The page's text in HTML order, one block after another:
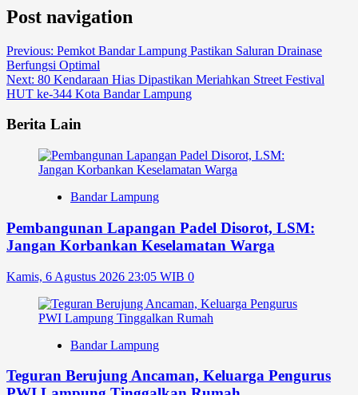
Post navigation
Previous: Pemkot Bandar Lampung Pastikan Saluran Drainase
Berfungsi Optimal
Next: 80 Kendaraan Hias Dipastikan Meriahkan Street Festival
HUT ke-344 Kota Bandar Lampung
Berita Lain
Bandar Lampung
Pembangunan Lapangan Padel Disorot, LSM:
Jangan Korbankan Keselamatan Warga
Kamis, 6 Agustus 2026 23:05 WIB 0
Bandar Lampung
Teguran Berujung Ancaman, Keluarga Pengurus